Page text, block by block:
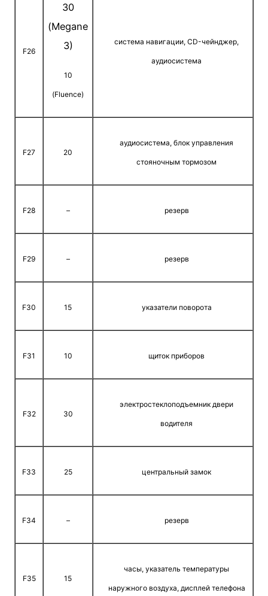
F26
30
(Megane
3)
10
(Fluence)
система навигации, CD-чейнджер,
аудиосистема
F27 20
аудиосистема, блок управления
стояночным тормозом
F28 – резерв
F29 – резерв
F30 15 указатели поворота
F31 10 щиток приборов
F32 30
электростеклоподъемник двери
водителя
F33 25 центральный замок
F34 – резерв
F35 15
часы, указатель температуры
наружного воздуха, дисплей телефона